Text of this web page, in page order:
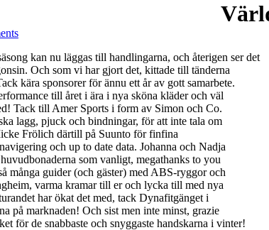
kan nu läggas till handlingarna, och återigen ser det
Och som vi har gjort det, kittade till tänderna
kära sponsorer för ännu ett år av gott samarbete.
till året i ära i nya sköna kläder och väl
Tack till Amer Sports i form av Simon och Co.
lagg, pjuck och bindningar, för att inte tala om
Frölich därtill på Suunto för finfina
och up to date data. Johanna och Nadja
som vanligt, megathanks to you
många guider (och gäster) med ABS-ryggor och
varma kramar till er och lycka till med nya
har ökat det med, tack Dynafitgänget i
på marknaden! Och sist men inte minst, grazie
för de snabbaste och snyggaste handskarna i vinter!